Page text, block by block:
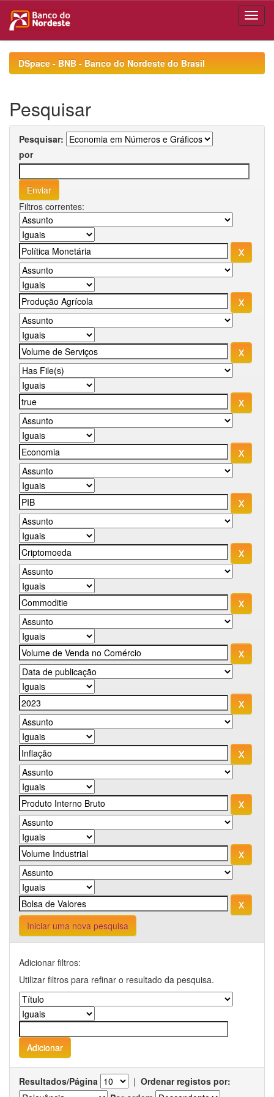
navigationDSpace - BNB - Banco do Nordeste do Brasil
Pesquisar
Pesquisar:
por
Filtros correntes:
Iniciar uma nova pesquisa
Adicionar filtros:
Utilizar filtros para refinar o resultado da pesquisa.
Resultados/Página | Ordenar registos por: